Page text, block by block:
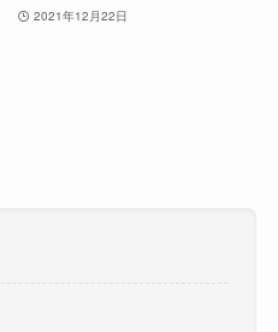
2021年12月22日